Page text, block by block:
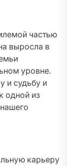
частью
выросла в
уровне.
и судьбу и
одной из
карьеру